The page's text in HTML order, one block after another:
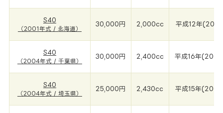
S40
（2001年式 / 北海道）
30,000円 2,000cc 平成12年
S40
（2004年式 / 千葉県）
30,000円 2,400cc 平成16年
S40
（2004年式 / 埼玉県）
25,000円 2,430cc 平成15年